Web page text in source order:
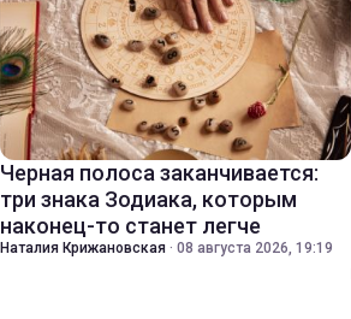
Черная полоса заканчивается:
три знака Зодиака, которым
наконец-то станет легче
Наталия Крижановская · 08 августа 2026, 19:19